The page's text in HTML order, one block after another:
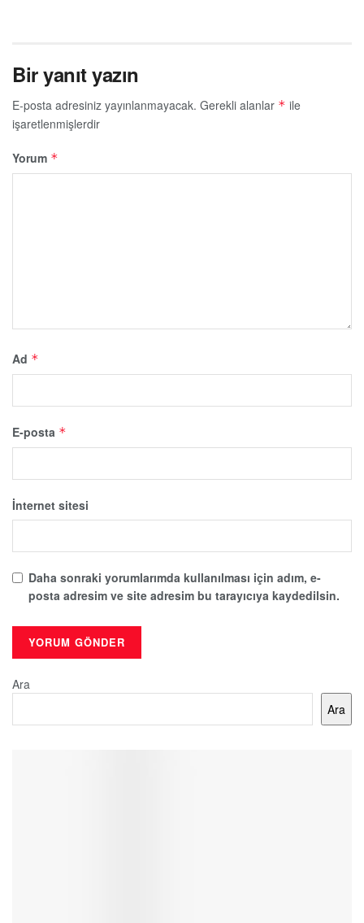
Bir yanıt yazın
E-posta adresiniz yayınlanmayacak. Gerekli alanlar * ile
işaretlenmişlerdir
Yorum *
Ad *
E-posta *
İnternet sitesi
Daha sonraki yorumlarımda kullanılması için adım, e-
posta adresim ve site adresim bu tarayıcıya kaydedilsin.
Ara
Ara